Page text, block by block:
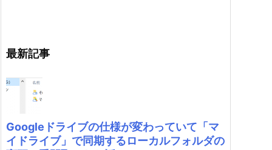
最新記事
Googleドライブの仕様が変わっていて「マ
イドライブ」で同期するローカルフォルダの